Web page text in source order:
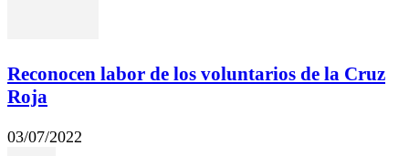
Reconocen labor de los voluntarios de la Cruz
Roja
03/07/2022